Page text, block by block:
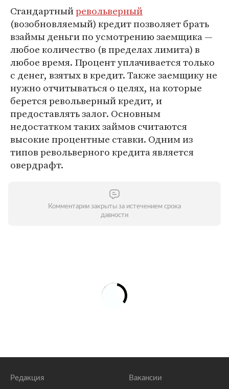
Стандартныйревольверный
(возобновляемый) кредит позволяет брать
взаймы деньги по усмотрению заемщика —
любое количество (в пределах лимита) в
любое время. Процент уплачивается только
с денег, взятых в кредит. Также заемщику не
нужно отчитываться о целях, на которые
берется револьверный кредит, и
предоставлять залог. Основным
недостатком таких займов считаются
высокие процентные ставки. Одним из
типов револьверного кредита является
овердрафт.
Комментарии закрыты за истечением срока
давности
Редакция Вакансии